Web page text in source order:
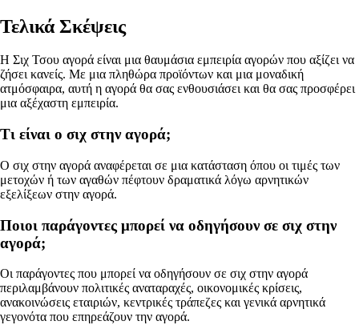
Τελικά Σκέψεις
Η Σιχ Τσου αγορά είναι μια θαυμάσια εμπειρία αγορών που αξίζει να
ζήσει κανείς. Με μια πληθώρα προϊόντων και μια μοναδική
ατμόσφαιρα, αυτή η αγορά θα σας ενθουσιάσει και θα σας προσφέρει
μια αξέχαστη εμπειρία.
Τι είναι ο σιχ στην αγορά;
Ο σιχ στην αγορά αναφέρεται σε μια κατάσταση όπου οι τιμές των
μετοχών ή των αγαθών πέφτουν δραματικά λόγω αρνητικών
εξελίξεων στην αγορά.
Ποιοι παράγοντες μπορεί να οδηγήσουν σε σιχ στην
αγορά;
Οι παράγοντες που μπορεί να οδηγήσουν σε σιχ στην αγορά
περιλαμβάνουν πολιτικές αναταραχές, οικονομικές κρίσεις,
ανακοινώσεις εταιριών, κεντρικές τράπεζες και γενικά αρνητικά
γεγονότα που επηρεάζουν την αγορά.